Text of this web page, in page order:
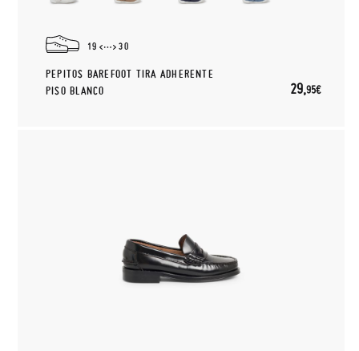
19 30
PEPITOS BAREFOOT TIRA ADHERENTE
PISO BLANCO
29,95€